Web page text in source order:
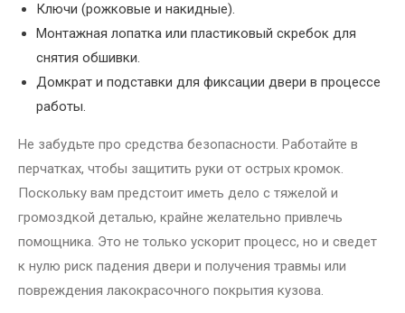
Ключи (рожковые и накидные).
Монтажная лопатка или пластиковый скребок для
снятия обшивки.
Домкрат и подставки для фиксации двери в процессе
работы.
Не забудьте про средства безопасности. Работайте в
перчатках, чтобы защитить руки от острых кромок.
Поскольку вам предстоит иметь дело с тяжелой и
громоздкой деталью, крайне желательно привлечь
помощника. Это не только ускорит процесс, но и сведет
к нулю риск падения двери и получения травмы или
повреждения лакокрасочного покрытия кузова.